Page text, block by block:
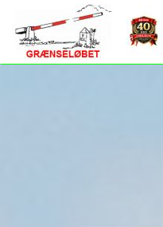
Skip to main content